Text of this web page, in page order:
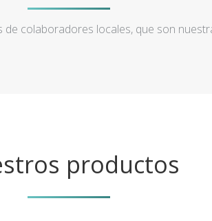
de colaboradores locales, que son
productos